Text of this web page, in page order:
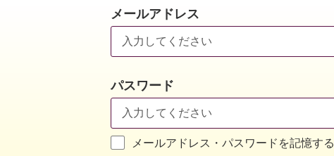
メールアドレス
パスワード
メールアドレス・パスワードを記憶する